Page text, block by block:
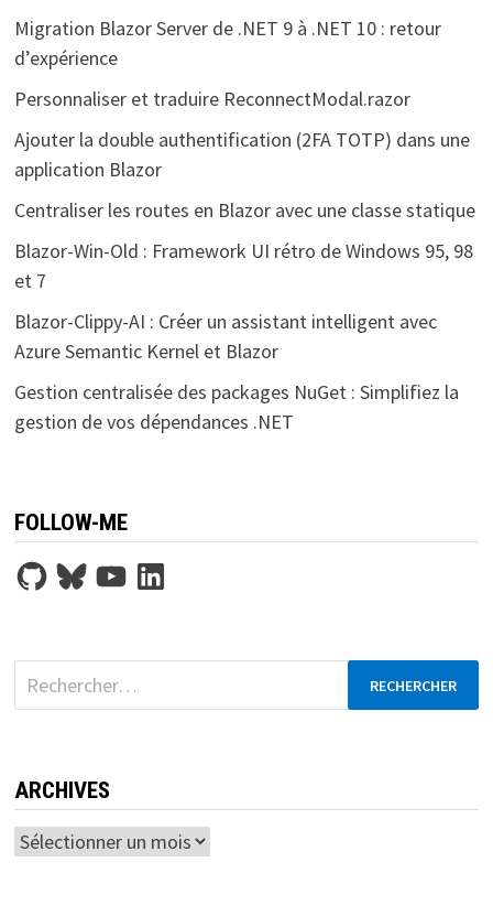
Migration Blazor Server de .NET 9 à .NET 10 : retour
d’expérience
Personnaliser et traduire ReconnectModal.razor
Ajouter la double authentification (2FA TOTP) dans une
application Blazor
Centraliser les routes en Blazor avec une classe statique
Blazor-Win-Old : Framework UI rétro de Windows 95, 98
et 7
Blazor-Clippy-AI : Créer un assistant intelligent avec
Azure Semantic Kernel et Blazor
Gestion centralisée des packages NuGet : Simplifiez la
gestion de vos dépendances .NET
FOLLOW-ME
GitHubBlueskyYouTubeLinkedIn
Rechercher :
ARCHIVES
Archives